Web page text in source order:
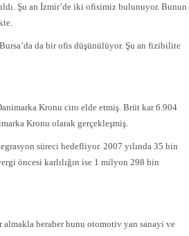
Şu an İzmir’de iki ofisimiz bulunuyor. Bunun
da bir ofis düşünülüyor. Şu an fizibilite
Kronu ciro elde etmiş. Brüt kar 6.904
Kronu olarak gerçekleşmiş.
süreci hedefliyor. 2007 yılında 35 bin
öncesi karlılığın ise 1 milyon 298 bin
almakla beraber bunu otomotiv yan sanayi ve